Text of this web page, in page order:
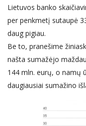
Lietuvos banko
per penkmetį sutaupė
daug pigiau.
Be to, pranešime
našta sumažėjo
144 mln. eurų, o namų
daugiausiai sumažino